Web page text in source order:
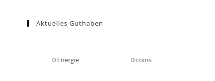
Aktuelles Guthaben
0 Energie 0coins